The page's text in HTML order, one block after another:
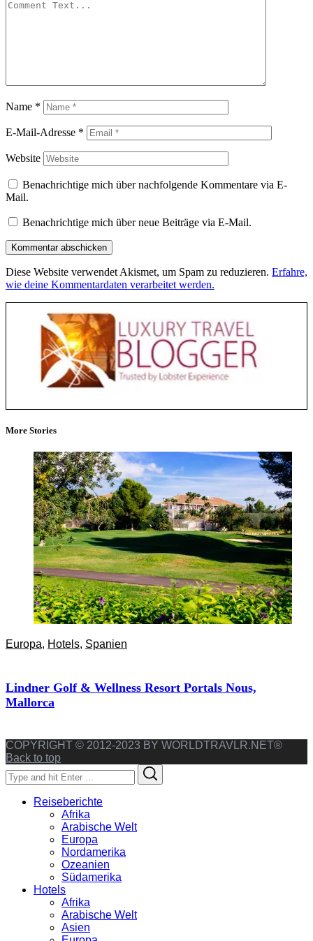
Name *
E-Mail-Adresse *
Website
Benachrichtige mich über nachfolgende Kommentare via E-
Mail.
Benachrichtige mich über neue Beiträge via E-Mail.
Diese Website verwendet Akismet, um Spam zu reduzieren. Erfahre,
wie deine Kommentardaten verarbeitet werden.
More Stories
Europa, Hotels, Spanien
Lindner Golf & Wellness Resort Portals Nous,
Mallorca
COPYRIGHT © 2012-2023 BY WORLDTRAVLR.NET®
Back to top
Search
for:
Reiseberichte
Afrika
Arabische Welt
Europa
Nordamerika
Ozeanien
Südamerika
Hotels
Afrika
Arabische Welt
Asien